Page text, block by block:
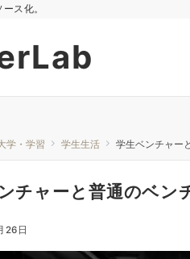
ス化。
学・学習 学生生活 学生ベンチャー
チャーと普通のベン
26日